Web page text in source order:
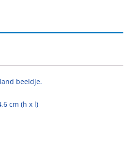
beeldje.
cm (h x l)